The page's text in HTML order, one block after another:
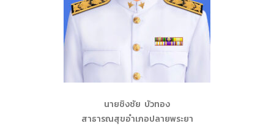
นายชิงชัย บัวทอง
สาธารณสุขอำเภอปลายพระยา